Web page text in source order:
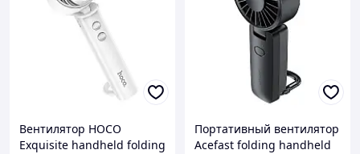
Вентилятор HOCO
Exquisite handheld folding
Портативный вентилятор
Acefast folding handheld